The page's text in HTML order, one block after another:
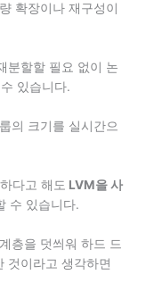
확장이나 재구성이
분할할 필요 없이 논
있습니다.
의 크기를 실시간으
다고 해도 LVM을 사
수 있습니다.
층을 덧씌워 하드 드
것이라고 생각하면